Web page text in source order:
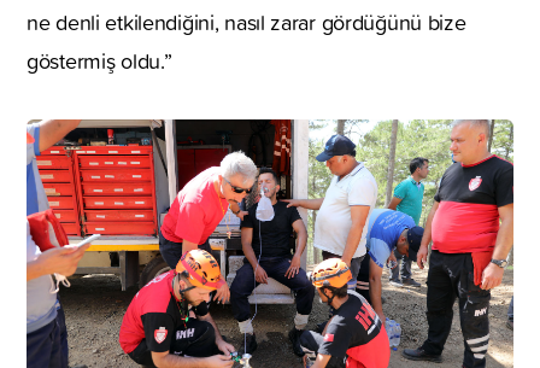
ne denli etkilendiğini, nasıl zarar gördüğünü bize
göstermiş oldu.”